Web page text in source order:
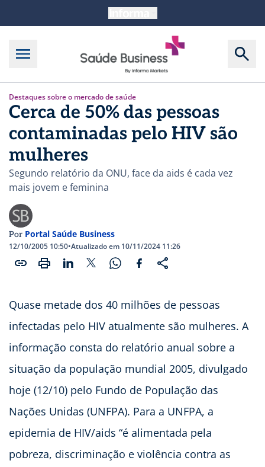
Destaques sobre o mercado de saúde
Cerca de 50% das pessoas
contaminadas pelo HIV são
mulheres
Segundo relatório da ONU, face da aids é cada vez
mais jovem e feminina
Por Portal Saúde Business
12/10/2005 10:50•Atualizado em 10/11/2024 11:26
Quase metade dos 40 milhões de pessoas
infectadas pelo HIV atualmente são mulheres. A
informação consta do relatório anual sobre a
situação da população mundial 2005, divulgado
hoje (12/10) pelo Fundo de População das
Nações Unidas (UNFPA). Para a UNFPA, a
epidemia de HIV/aids “é alimentada pela
pobreza, discriminação e violência contra as